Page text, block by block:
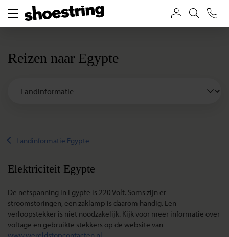
Reizen naar Egypte
Landinformatie Egypte
Elektriciteit Egypte
De netspanning in Egypte is 220 Volt. Soms zijn er
stroomstoringen, een zaklamp is daarom handig. Een
verloopstekker is niet noodzakelijk. Kijk voor meer informatie over
voltage en gebruikte stekkers op de website van
www.wereldstopcontacten.nl.